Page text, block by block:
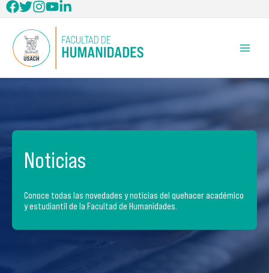
al
contenido
Noticias
Conoce todas las novedades y noticias del quehacer académico
y estudiantil de la Facultad de Humanidades.